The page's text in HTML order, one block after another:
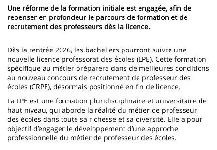
de
la
page
principale
Une réforme de la formation initiale est engagée, afin de
repenser en profondeur le parcours de formation et de
recrutement des professeurs dès la licence.
Dès la rentrée 2026, les bacheliers pourront suivre une
nouvelle licence professorat des écoles (LPE). Cette formation
spécifique au métier préparera dans de meilleures conditions
au nouveau concours de recrutement de professeur des
écoles (CRPE), désormais positionné en fin de licence.
La LPE est une formation pluridisciplinaire et universitaire de
haut niveau, qui aborde la réalité du métier de professeur
des écoles dans toute sa richesse et sa diversité. Elle a pour
objectif d’engager le développement d’une approche
professionnelle du métier de professeur des écoles.